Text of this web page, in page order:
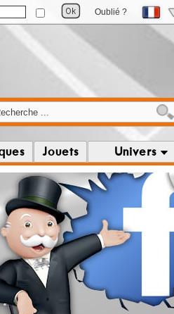
Oublié ?
Jouets Univers